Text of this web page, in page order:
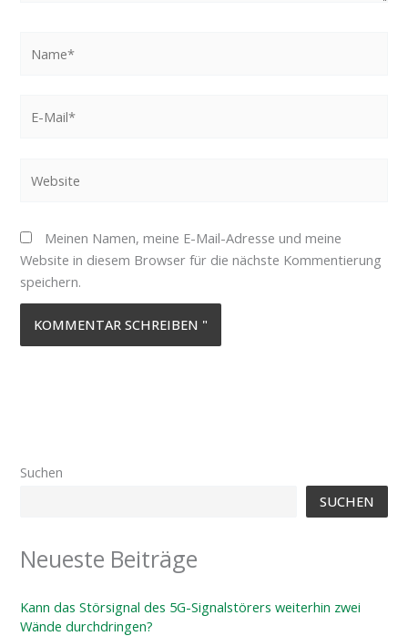
Mail*
Meinen Namen, meine E-Mail-Adresse und meine
Website in diesem Browser für die nächste Kommentierung
speichern.
Suchen
SUCHEN
Neueste Beiträge
Kann das Störsignal des 5G-Signalstörers weiterhin zwei
Wände durchdringen?